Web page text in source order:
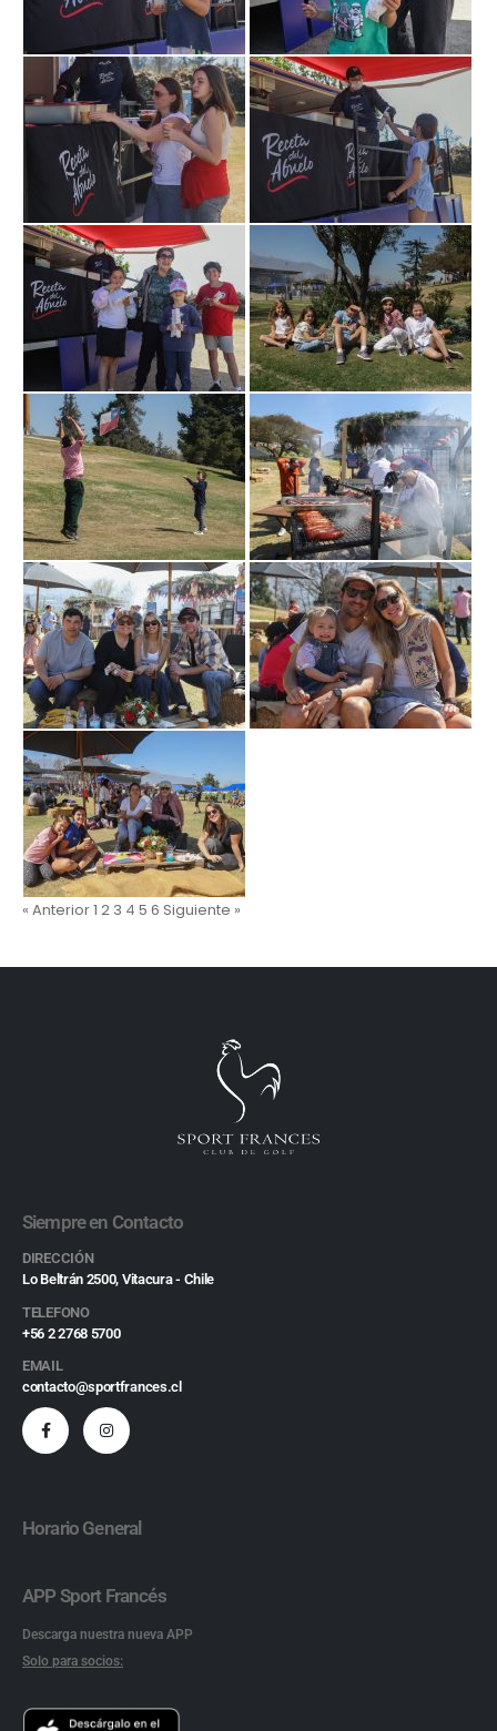
« Anterior1 2 3 4 5 6 Siguiente »
Siempre en Contacto
DIRECCIÓN
Lo Beltrán 2500, Vitacura - Chile
TELEFONO
+56 2 2768 5700
EMAIL
contacto@sportfrances.cl
Horario General
APP Sport Francés
Descarga nuestra nueva APP
Solo para socios: